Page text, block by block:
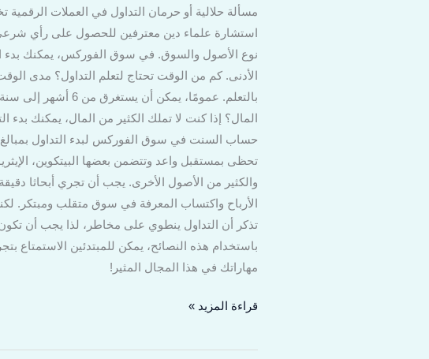
مسألة حلالية أو حرمان التداول في العملات
استشارة علماء دين معترفين للحصول على رأي شرعي
نوع الأصول والسوق. في سوق الفوركس، يمكنك بدء
الأدنى. كم من الوقت تحتاج لتعلم التداول؟ مدى
بالتعلم. عمومًا،
المال؟ إذا كنت لا تملك الكثير من المال، يمكنك
حساب السنت في سوق الفوركس لبدء التداول بمبالغ
والكثير من الأصول الأخرى. يجب أن تجري أبحاثا
الأرباح واكتساب المعرفة في سوق متقلب ومبتكر.
تذكر أن التداول ينطوي على مخاطر، لذا يجب أن
باستخدام هذه النصائح، يمكن للمبتدئين الاستمتاع
مهاراتك في هذا المجال المثير!
قراءة المزيد »